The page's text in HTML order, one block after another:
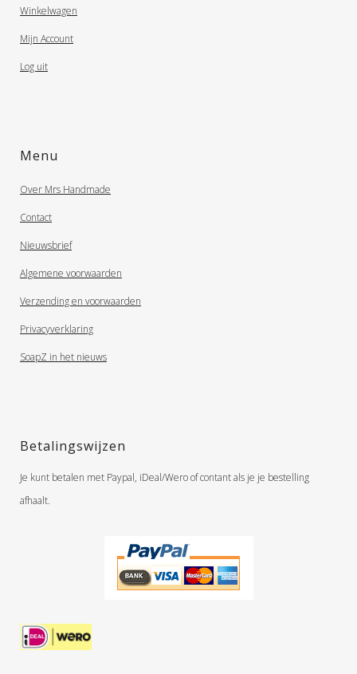
Winkelwagen
Mijn Account
Log uit
Menu
Over Mrs Handmade
Contact
Nieuwsbrief
Algemene voorwaarden
Verzending en voorwaarden
Privacyverklaring
SoapZ in het nieuws
Betalingswijzen
Je kunt betalen met Paypal, iDeal/Wero of contant als je je bestelling
afhaalt.